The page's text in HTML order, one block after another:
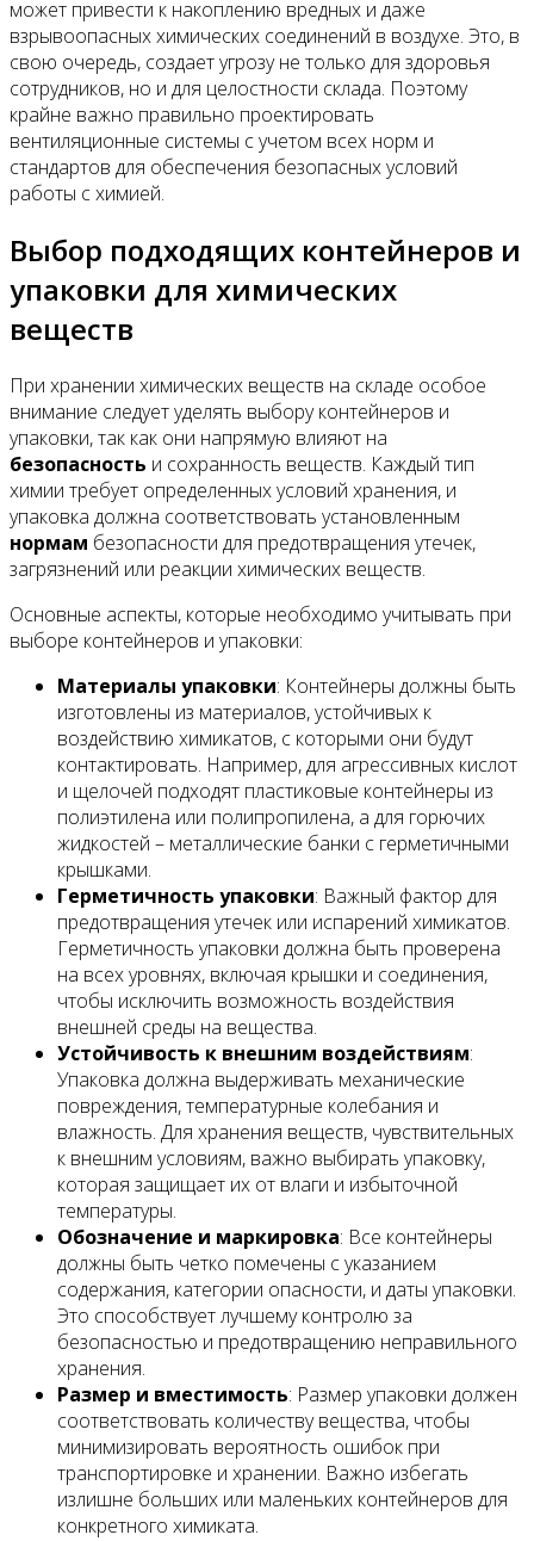
может привести к накоплению вредных и даже
взрывоопасных химических соединений в воздухе. Это, в
свою очередь, создает угрозу не только для здоровья
сотрудников, но и для целостности склада. Поэтому
крайне важно правильно проектировать
вентиляционные системы с учетом всех норм и
стандартов для обеспечения безопасных условий
работы с химией.
Выбор подходящих контейнеров и
упаковки для химических
веществ
При хранении химических веществ на складе особое
внимание следует уделять выбору контейнеров и
упаковки, так как они напрямую влияют на
безопасность и сохранность веществ. Каждый тип
химии требует определенных условий хранения, и
упаковка должна соответствовать установленным
нормам безопасности для предотвращения утечек,
загрязнений или реакции химических веществ.
Основные аспекты, которые необходимо учитывать при
выборе контейнеров и упаковки:
Материалы упаковки: Контейнеры должны быть
изготовлены из материалов, устойчивых к
воздействию химикатов, с которыми они будут
контактировать. Например, для агрессивных кислот
и щелочей подходят пластиковые контейнеры из
полиэтилена или полипропилена, а для горючих
жидкостей – металлические банки с герметичными
крышками.
Герметичность упаковки: Важный фактор для
предотвращения утечек или испарений химикатов.
Герметичность упаковки должна быть проверена
на всех уровнях, включая крышки и соединения,
чтобы исключить возможность воздействия
внешней среды на вещества.
Устойчивость к внешним воздействиям:
Упаковка должна выдерживать механические
повреждения, температурные колебания и
влажность. Для хранения веществ, чувствительных
к внешним условиям, важно выбирать упаковку,
которая защищает их от влаги и избыточной
температуры.
Обозначение и маркировка: Все контейнеры
должны быть четко помечены с указанием
содержания, категории опасности, и даты упаковки.
Это способствует лучшему контролю за
безопасностью и предотвращению неправильного
хранения.
Размер и вместимость: Размер упаковки должен
соответствовать количеству вещества, чтобы
минимизировать вероятность ошибок при
транспортировке и хранении. Важно избегать
излишне больших или маленьких контейнеров для
конкретного химиката.